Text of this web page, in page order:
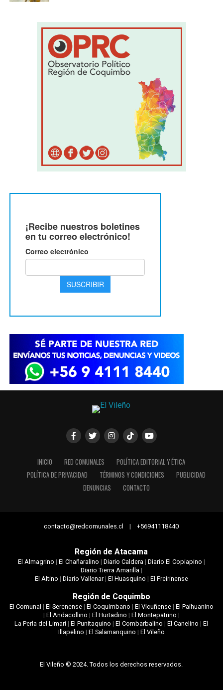
INICIO RED COMUNALES
POLÍTICA EDITORIAL Y ÉTICA
POLÍTICA DE PRIVACIDAD
TÉRMINOS Y CONDICIONES
PUBLICIDAD
DENUNCIAS
CONTACTO
contacto@redcomunales.cl | +56941118440
Región de Atacama
El Almagrino | El Chañaralino | Diario Caldera| Diario El Copiapino |
Diario Tierra Amarilla|
El Altino | Diario Vallenar| El Huasquino | El Freirinense
Región de Coquimbo
El Comunal | El Serenense| El Coquimbano | El Vicuñense| El Paihuanino
| El Andacollino | El Hurtadino | El Montepatrino |
La Perla del Limarí|El Punitaquino |El Combarbalino |El Canelino |El
Illapelino | El Salamanquino | El Vileño
El Vileño © 2024. Todos los derechos reservados.